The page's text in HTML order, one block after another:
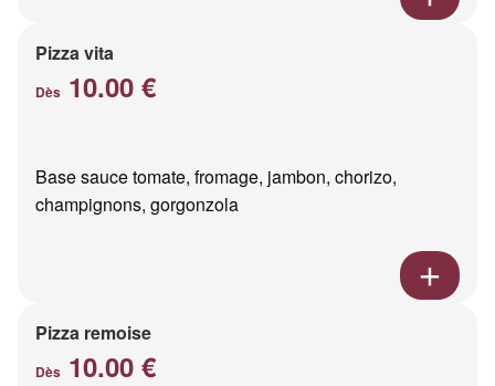
Pizza vita
Dès 10.00 €
Base sauce tomate, fromage, jambon, chorizo,
champignons, gorgonzola
Pizza remoise
Dès 10.00 €